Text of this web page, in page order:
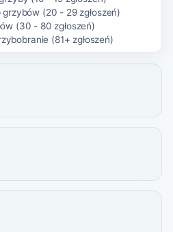
grzybów (20 - 29 zgłoszeń)
(30 - 80 zgłoszeń)
(81+ zgłoszeń)